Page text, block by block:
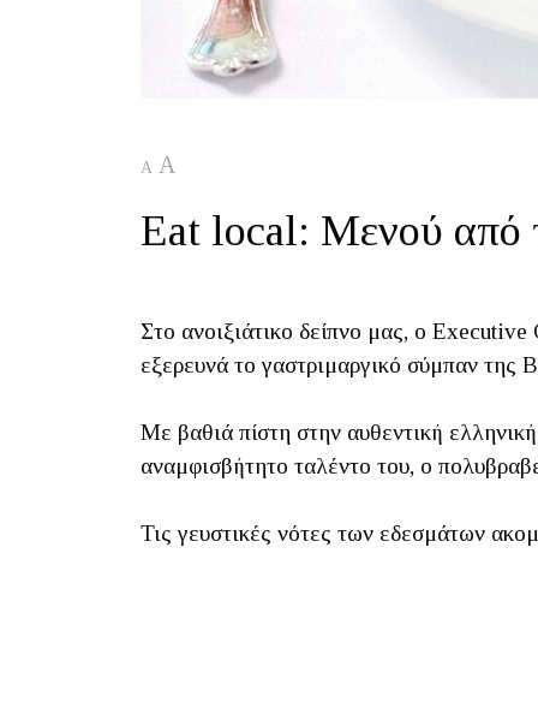
A A
Eat local: Μενού από
Στο ανοιξιάτικο δείπνο μας, ο
εξερευνά το γαστριμαργικό σύμπαν της
Με βαθιά πίστη στην αυθεντική
αναμφισβήτητο ταλέντο του, ο
Τις γευστικές νότες των εδεσμάτων